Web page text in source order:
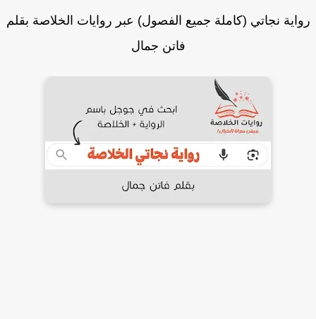
نجاتي (كاملة جميع الفصول) عبر روايات الخلاصة بقلم
فاتن جمال